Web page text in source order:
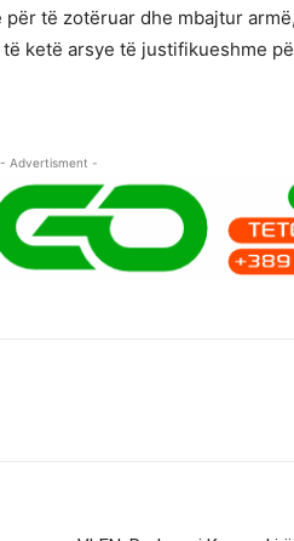
të zotëruar dhe mbajtur
ketë arsye të justifikueshme
- Advertisment -